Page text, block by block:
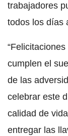
trabajadores
todos los días
cumplen el
de las
celebrar este
calidad de
entregar las